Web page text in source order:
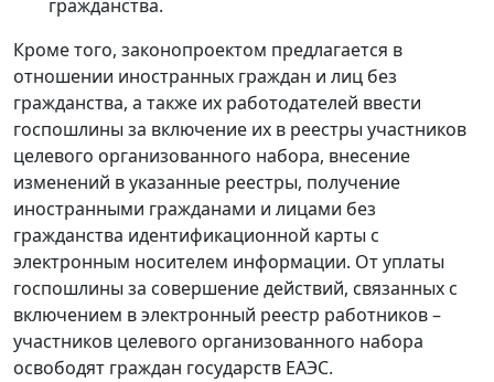
гражданства.
Кроме того, законопроектом предлагается в
отношении иностранных граждан и лиц без
гражданства, а также их работодателей ввести
госпошлины за включение их в реестры участников
целевого организованного набора, внесение
изменений в указанные реестры, получение
иностранными гражданами и лицами без
гражданства идентификационной карты с
электронным носителем информации. От уплаты
госпошлины за совершение действий, связанных с
включением в электронный реестр работников –
участников целевого организованного набора
освободят граждан государств ЕАЭС.